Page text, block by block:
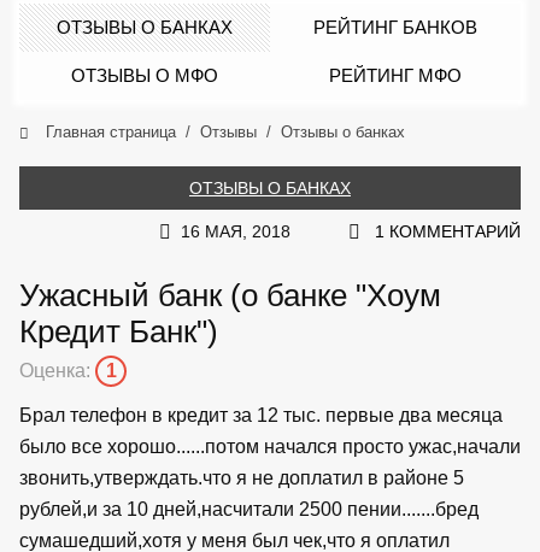
ОТЗЫВЫ О БАНКАХ РЕЙТИНГ БАНКОВ
ОТЗЫВЫ О МФО РЕЙТИНГ МФО
Главная страница Отзывы Отзывы о банках
ОТЗЫВЫ О БАНКАХ
16 МАЯ, 2018 1 КОММЕНТАРИЙ
Ужасный банк (о банке "Хоум
Кредит Банк")
Оценка: 1
Брал телефон в кредит за 12 тыс. первые два месяца
было все хорошо......потом начался просто ужас,начали
звонить,утверждать.что я не доплатил в районе 5
рублей,и за 10 дней,насчитали 2500 пении.......бред
сумашедший,хотя у меня был чек,что я оплатил